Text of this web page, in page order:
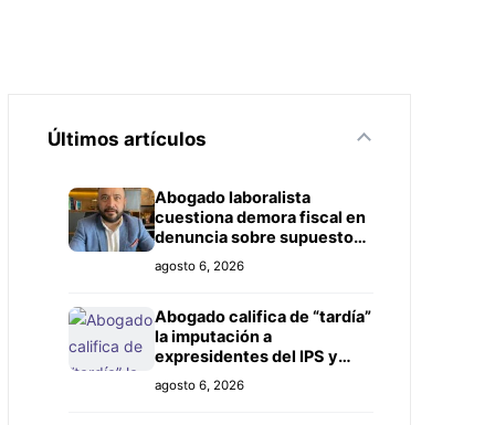
Últimos artículos
Abogado laboralista
cuestiona demora fiscal en
denuncia sobre supuesto
título falso
agosto 6, 2026
Abogado califica de “tardía”
la imputación a
expresidentes del IPS y
exige investigación más
amplia
agosto 6, 2026